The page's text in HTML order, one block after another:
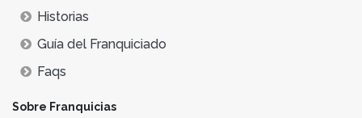
Historias
Guía del Franquiciado
Faqs
Sobre Franquicias